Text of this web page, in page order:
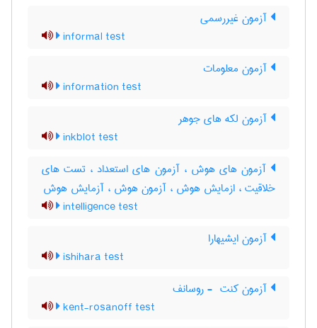
آزمون غیررسمی
informal test
آزمون معلومات
information test
آزمون لکه های جوهر
inkblot test
آزمون های هوش ، آزمون های استعداد ، تست های
خلاقیت ، ازمایش هوش ، آزمون هوش ، آزمایش هوش
intelligence test
آزمون ایشیهارا
ishihara test
آزمون کنت ‎ - روسانف
kent-rosanoff test